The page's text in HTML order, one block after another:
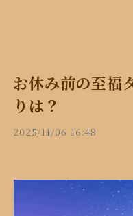
お休み前の至福
りは？
2025/11/06 16:48